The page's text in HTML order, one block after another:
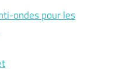
ondes pour les